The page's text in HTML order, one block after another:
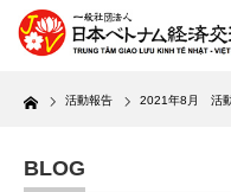
Home 活動報告 2021年8月 活
BLOG